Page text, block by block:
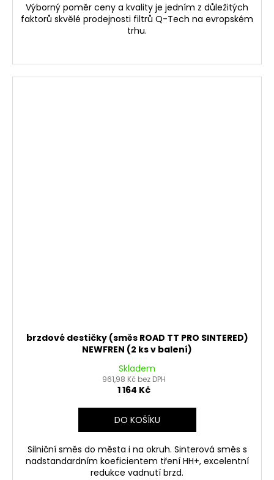
Výborný poměr ceny a kvality je jedním z důležitých
faktorů skvělé prodejnosti filtrů Q-Tech na evropském
trhu.
brzdové destičky (směs ROAD TT PRO SINTERED)
NEWFREN (2 ks v balení)
Skladem
961,98 Kč bez DPH
1 164 Kč
DO KOŠÍKU
Silniční směs do města i na okruh. Sinterová směs s
nadstandardním koeficientem tření HH+, excelentní
redukce vadnutí brzd.